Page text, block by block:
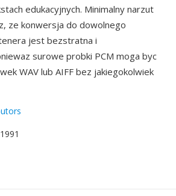
edukacyjnych. Minimalny narzut
ze konwersja do dowolnego
jest bezstratna i
surowe probki PCM moga byc
WAV lub AIFF bez jakiegokolwiek